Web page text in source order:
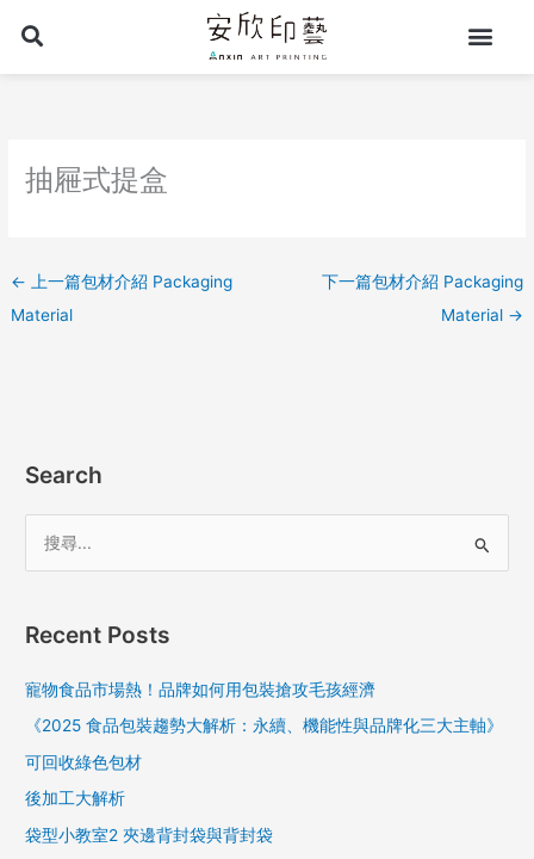
抽屜式提盒
← 上一篇包材介紹 Packaging
Material
下一篇包材介紹 Packaging
Material →
Search
鍵
字
Recent Posts
寵物食品市場熱！品牌如何用包裝搶攻毛孩經濟
《2025 食品包裝趨勢大解析：永續、機能性與品牌化三大主軸》
可回收綠色包材
後加工大解析
袋型小教室2 夾邊背封袋與背封袋